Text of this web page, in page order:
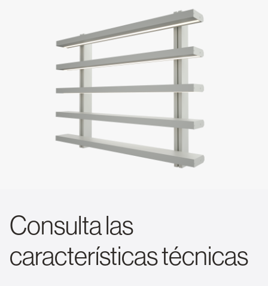
Consulta las
características técnicas